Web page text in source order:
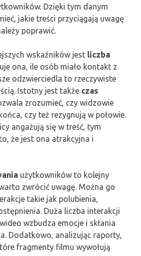
Dzięki tym danym
jakie treści przyciągają uwagę
poprawić.
wskaźników jest liczba
ona, ile osób miało kontakt z
odzwierciedla to rzeczywiste
Istotny jest także czas
zrozumieć, czy widzowie
czy też rezygnują w połowie.
angażują się w treść, tym
że jest ona atrakcyjna i
użytkowników to kolejny
zwrócić uwagę. Można go
takie jak polubienia,
Duża liczba interakcji
wzbudza emocje i skłania
Dodatkowo, analizując raporty,
fragmenty filmu wywołują